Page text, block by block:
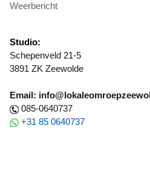
Weerbericht
Studio:
Schepenveld 21-5
3891 ZK Zeewolde
Email:
085-0640737
+31 85 0640737